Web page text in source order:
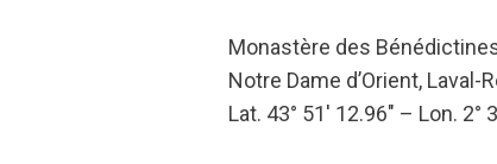
Monastère des
Notre Dame d’Orient, Laval-
Lat. 43° 51′ 12.96″ – Lon. 2°